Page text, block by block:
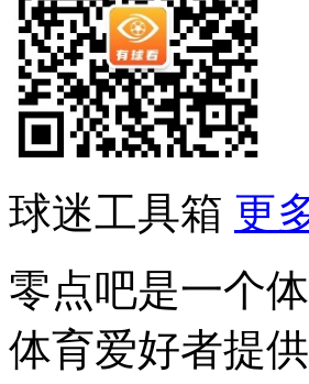
球迷工具箱 更
零点吧是一个
体育爱好者提